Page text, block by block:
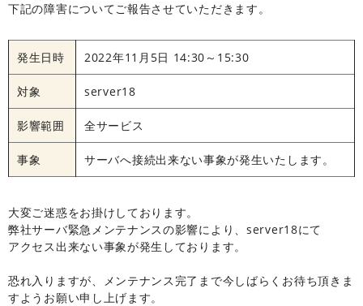
下記の障害についてご報告させていただきます。
発生日時 2022年11月5日 14:30～15:30
対象 server18
影響範囲 全サービス
事象 サーバへ接続出来ない事象が発生いたします。
大変ご迷惑をお掛けしております。
弊社サーバ緊急メンテナンスの影響により、server18にて
アクセス出来ない事象が発生しております。
恐れ入りますが、メンテナンス完了まで今しばらくお待ち頂きま
すようお願い申し上げます。